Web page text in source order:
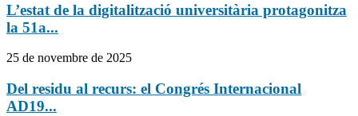
L’estat de la digitalització universitària protagonitza
la 51a...
25 de novembre de 2025
Del residu al recurs: el Congrés Internacional
AD19...